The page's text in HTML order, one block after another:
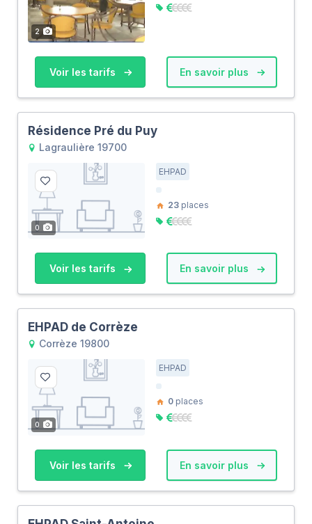
2
Voir les tarifs En savoir plus
Résidence Pré du Puy
Lagraulière 19700
0
EHPAD
23 places
Voir les tarifs En savoir plus
EHPAD de Corrèze
Corrèze 19800
0
EHPAD
0 places
Voir les tarifs En savoir plus